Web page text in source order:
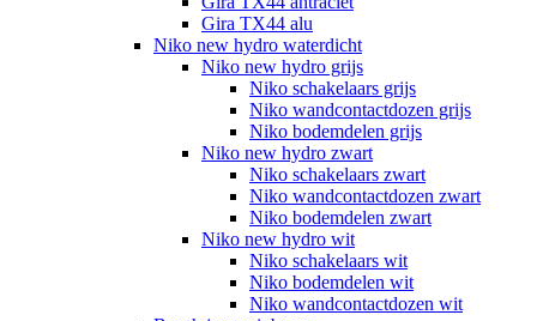
Gira TX44 alu
Niko new hydro waterdicht
Niko new hydro grijs
Niko schakelaars grijs
Niko wandcontactdozen grijs
Niko bodemdelen grijs
Niko new hydro zwart
Niko schakelaars zwart
Niko wandcontactdozen zwart
Niko bodemdelen zwart
Niko new hydro wit
Niko schakelaars wit
Niko bodemdelen wit
Niko wandcontactdozen wit